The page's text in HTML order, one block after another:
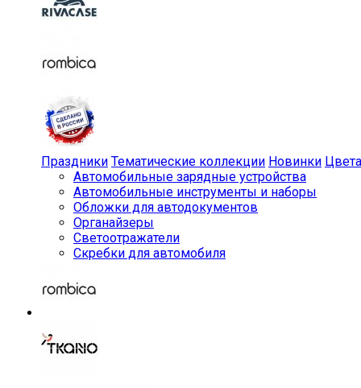
Праздники Тематические коллекции Новинки Цвета
Автомобильные зарядные устройства
Автомобильные инструменты и наборы
Обложки для автодокументов
Органайзеры
Светоотражатели
Скребки для автомобиля